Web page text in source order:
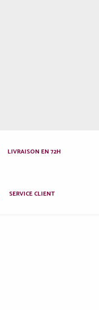
LIVRAISON EN 72H
SERVICE CLIENT